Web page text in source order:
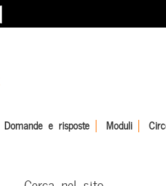
Domande e risposte Moduli